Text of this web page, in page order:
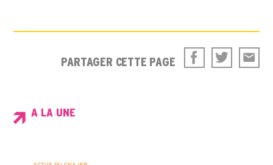
PARTAGER CETTE PAGE
A LA UNE